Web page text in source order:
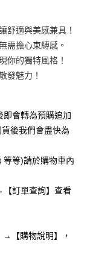
式。 讓您購物簡單
「AFTEE先享後付」
舒適與美感兼具！
需擔心束縛感。
你的獨特風格！
發魅力！
即會轉為預購追加
後我們會盡快為
等等)請於購物車內
訂單查詢】查看
→【購物說明】，